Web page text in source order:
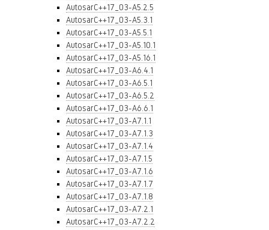
AutosarC++17_03-A5.2.5
AutosarC++17_03-A5.3.1
AutosarC++17_03-A5.5.1
AutosarC++17_03-A5.10.1
AutosarC++17_03-A5.16.1
AutosarC++17_03-A6.4.1
AutosarC++17_03-A6.5.1
AutosarC++17_03-A6.5.2
AutosarC++17_03-A6.6.1
AutosarC++17_03-A7.1.1
AutosarC++17_03-A7.1.3
AutosarC++17_03-A7.1.4
AutosarC++17_03-A7.1.5
AutosarC++17_03-A7.1.6
AutosarC++17_03-A7.1.7
AutosarC++17_03-A7.1.8
AutosarC++17_03-A7.2.1
AutosarC++17_03-A7.2.2